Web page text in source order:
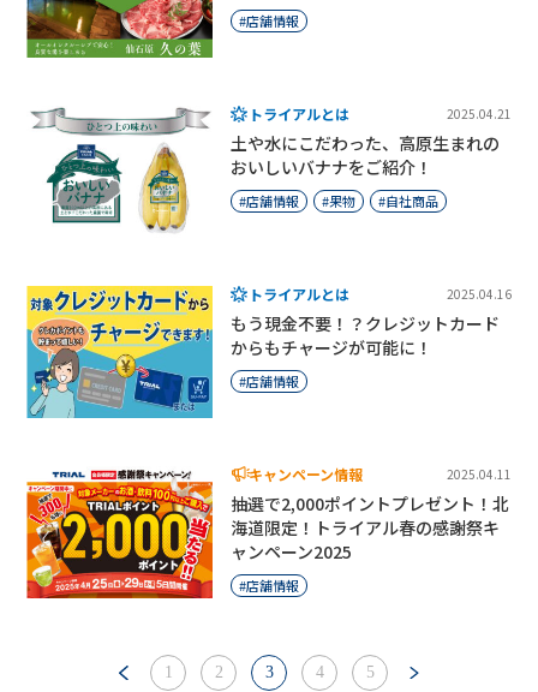
店舗情報
トライアルとは 2025.04.21
土や水にこだわった、高原生まれの
おいしいバナナをご紹介！
店舗情報 果物 自社商品
トライアルとは 2025.04.16
もう現金不要！？クレジットカード
からもチャージが可能に！
店舗情報
キャンペーン情報 2025.04.11
抽選で2,000ポイントプレゼント！北
海道限定！トライアル春の感謝祭キ
ャンペーン2025
店舗情報
1 2 3 4 5